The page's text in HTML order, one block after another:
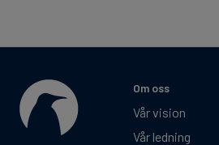
Om oss
Vår vision
Vår ledning